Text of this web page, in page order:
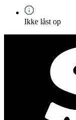
Ikke låst op